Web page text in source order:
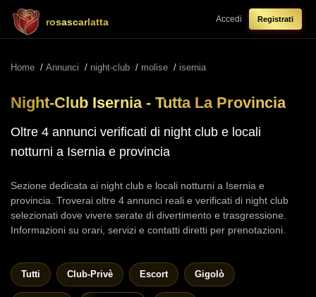
rosascarlatta Accedi Registrati
Home / Annunci / night-club / molise / isernia
Night-Club Isernia - Tutta La Provincia
Oltre 4 annunci verificati di night club e locali
notturni a Isernia e provincia
Sezione dedicata ai night club e locali notturni a Isernia e
provincia. Troverai oltre 4 annunci reali e verificati di night club
selezionati dove vivere serate di divertimento e trasgressione.
Informazioni su orari, servizi e contatti diretti per prenotazioni.
Tutti Club-Privè Escort Gigolò